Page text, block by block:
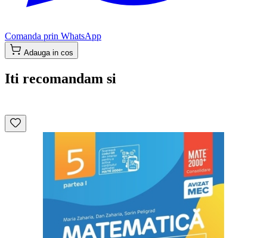
Comanda prin WhatsApp
Adauga in cos
Iti recomandam si